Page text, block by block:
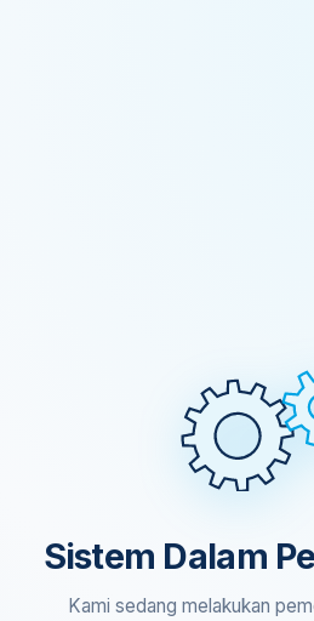
Sistem Dalam
Kami sedang melakukan